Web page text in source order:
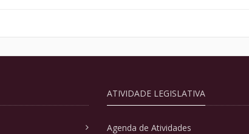
ATIVIDADE LEGISLATIVA
Agenda de Atividades